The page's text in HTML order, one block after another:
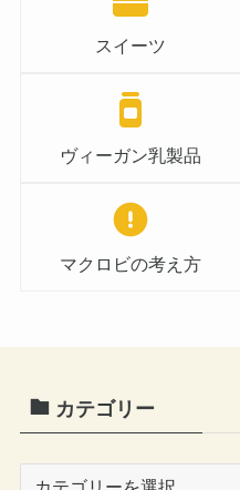
スイーツ
ヴィーガン乳製品
マクロビの考え方
カテゴリー